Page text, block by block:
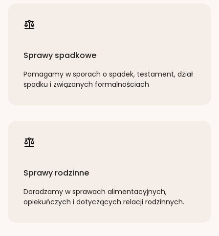
Sprawy spadkowe
Pomagamy w sporach o spadek, testament, dział
spadku i związanych formalnościach
Sprawy rodzinne
Doradzamy w sprawach alimentacyjnych,
opiekuńczych i dotyczących relacji rodzinnych.